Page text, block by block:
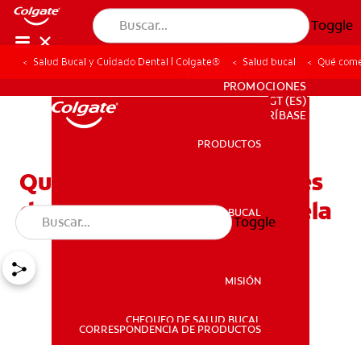
Toggle
SALUD BUCAL
PARA PROFESIONALES
PROMOCIONES
GT (ES)
SUSCRÍBASE
PRODUCTOS
SALUD BUCAL
MISIÓN
CHEQUEO DE SALUD BUCAL
CORRESPONDENCIA DE PRODUCTOS
Toggle
Salud Bucal y Cuidado Dental | Colgate® Salud bucal Qué
Qué puedo comer después
de una extracción de muela